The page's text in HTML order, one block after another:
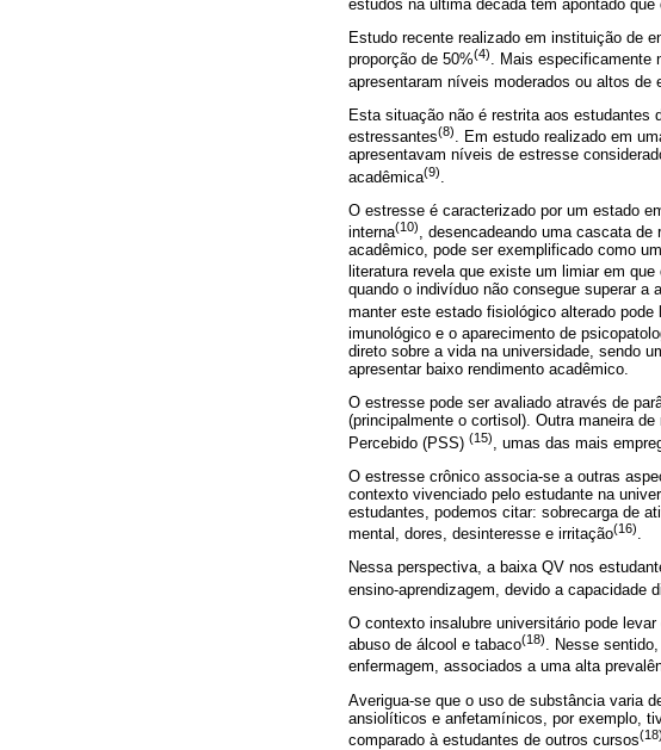
estudos na última década têm apontado
Estudo recente realizado em instituição de
proporção de 50%(4). Mais especificamente
apresentaram níveis moderados ou altos de
Esta situação não é restrita aos estudantes
estressantes(8). Em estudo realizado em
apresentavam níveis de estresse
acadêmica(9)
O estresse é caracterizado por um estado
interna(10), desencadeando uma cascata
acadêmico, pode ser exemplificado como
literatura revela que existe um limiar em
quando o indivíduo não consegue superar a
manter este estado fisiológico alterado
imunológico e o aparecimento de
direto sobre a vida na universidade, sendo
apresentar baixo rendimento acadêmico.
O estresse pode ser avaliado através de
(principalmente o cortisol). Outra maneira
Percebido (PSS) (15)
, umas das mais
O estresse crônico associa-se a outras
contexto vivenciado pelo estudante na
estudantes, podemos citar: sobrecarga de
mental, dores, desinteresse e irritação(16).
Nessa perspectiva, a baixa QV nos
ensino-aprendizagem, devido a capacidade
O contexto insalubre universitário pode
abuso de álcool e tabaco(18). Nesse
enfermagem, associados a uma alta
Averigua-se que o uso de substância varia
ansiolíticos e anfetamínicos, por exemplo,
comparado à estudantes de outros cursos(18)